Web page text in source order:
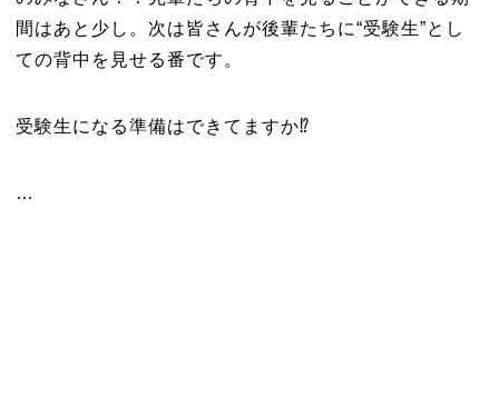
間はあと少し。次は皆さんが後輩たちに“受験生”とし
ての背中を見せる番です。
受験生になる準備はできてますか⁉️
…